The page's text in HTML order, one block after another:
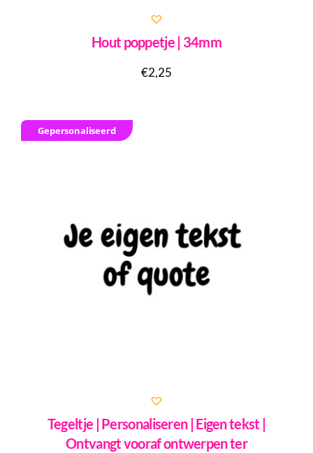
Hout poppetje | 34mm
€2,25
Gepersonaliseerd
Tegeltje | Personaliseren | Eigen tekst |
Ontvangt vooraf ontwerpen ter